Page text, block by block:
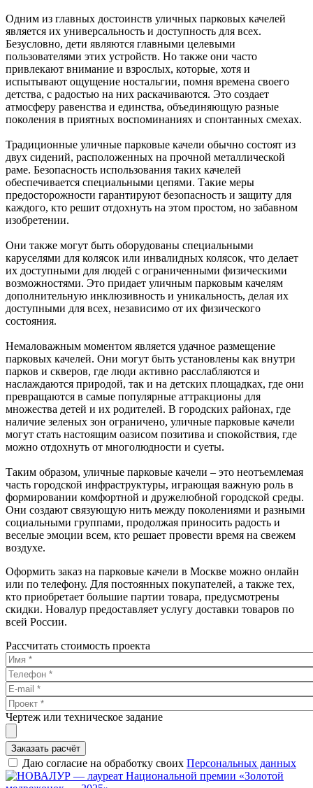
Одним из главных достоинств уличных парковых качелей
является их универсальность и доступность для всех.
Безусловно, дети являются главными целевыми
пользователями этих устройств. Но также они часто
привлекают внимание и взрослых, которые, хотя и
испытывают ощущение ностальгии, помня времена своего
детства, с радостью на них раскачиваются. Это создает
атмосферу равенства и единства, объединяющую разные
поколения в приятных воспоминаниях и спонтанных смехах.
Традиционные уличные парковые качели обычно состоят из
двух сидений, расположенных на прочной металлической
раме. Безопасность использования таких качелей
обеспечивается специальными цепями. Такие меры
предосторожности гарантируют безопасность и защиту для
каждого, кто решит отдохнуть на этом простом, но забавном
изобретении.
Они также могут быть оборудованы специальными
каруселями для колясок или инвалидных колясок, что делает
их доступными для людей с ограниченными физическими
возможностями. Это придает уличным парковым качелям
дополнительную инклюзивность и уникальность, делая их
доступными для всех, независимо от их физического
состояния.
Немаловажным моментом является удачное размещение
парковых качелей. Они могут быть установлены как внутри
парков и скверов, где люди активно расслабляются и
наслаждаются природой, так и на детских площадках, где они
превращаются в самые популярные аттракционы для
множества детей и их родителей. В городских районах, где
наличие зеленых зон ограничено, уличные парковые качели
могут стать настоящим оазисом позитива и спокойствия, где
можно отдохнуть от многолюдности и суеты.
Таким образом, уличные парковые качели – это неотъемлемая
часть городской инфраструктуры, играющая важную роль в
формировании комфортной и дружелюбной городской среды.
Они создают связующую нить между поколениями и разными
социальными группами, продолжая приносить радость и
веселые эмоции всем, кто решает провести время на свежем
воздухе.
Оформить заказ на парковые качели в Москве можно онлайн
или по телефону. Для постоянных покупателей, а также тех,
кто приобретает большие партии товара, предусмотрены
скидки. Новалур предоставляет услугу доставки товаров по
всей России.
Рассчитать стоимость проекта
Чертеж или техническое задание
Заказать расчёт
Даю согласие на обработку своих Персональных данных